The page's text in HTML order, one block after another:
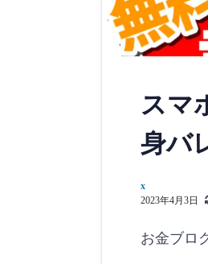
スマ
身バ
x
2023年4月3日
お金ブロ